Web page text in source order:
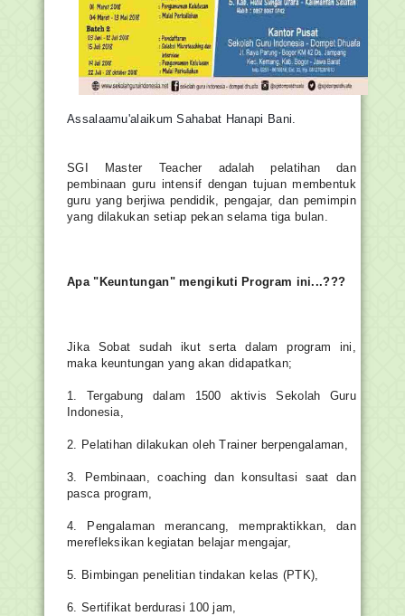
Assalaamu'alaikum Sahabat Hanapi Bani.
SGI Master Teacher adalah pelatihan dan
pembinaan guru intensif dengan tujuan membentuk
guru yang berjiwa pendidik, pengajar, dan pemimpin
yang dilakukan setiap pekan selama tiga bulan.
Apa "Keuntungan" mengikuti Program ini...???
Jika Sobat sudah ikut serta dalam program ini,
maka keuntungan yang akan didapatkan;
1. Tergabung dalam 1500 aktivis Sekolah Guru
Indonesia,
2. Pelatihan dilakukan oleh Trainer berpengalaman,
3. Pembinaan, coaching dan konsultasi saat dan
pasca program,
4. Pengalaman merancang, mempraktikkan, dan
merefleksikan kegiatan belajar mengajar,
5. Bimbingan penelitian tindakan kelas (PTK),
6. Sertifikat berdurasi 100 jam,